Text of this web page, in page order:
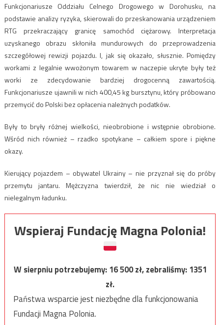
Funkcjonariusze Oddziału Celnego Drogowego w Dorohusku, na
podstawie analizy ryzyka, skierowali do przeskanowania urządzeniem
RTG przekraczający granicę samochód ciężarowy. Interpretacja
uzyskanego obrazu skłoniła mundurowych do przeprowadzenia
szczegółowej rewizji pojazdu. I, jak się okazało, słusznie. Pomiędzy
workami z legalnie wwożonym towarem w naczepie ukryte były też
worki ze zdecydowanie bardziej drogocenną zawartością.
Funkcjonariusze ujawnili w nich 400,45 kg bursztynu, który próbowano
przemycić do Polski bez opłacenia należnych podatków.
Były to bryły różnej wielkości, nieobrobione i wstępnie obrobione.
Wśród nich również – rzadko spotykane – całkiem spore i piękne
okazy.
Kierujący pojazdem – obywatel Ukrainy – nie przyznał się do próby
przemytu jantaru. Mężczyzna twierdził, że nic nie wiedział o
nielegalnym ładunku.
Wspieraj Fundację Magna Polonia!
W sierpniu potrzebujemy:16 500zł, zebraliśmy:1351
zł.
Państwa wsparcie jest niezbędne dla funkcjonowania
Fundacji Magna Polonia.